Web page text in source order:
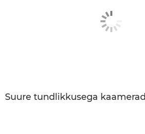
Suure tundlikkusega kaamerad